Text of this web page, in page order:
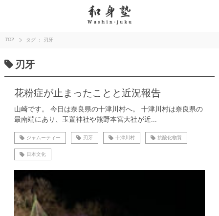
TOP タグ ： 刃牙
刃牙
花粉症が止まったことと近況報告
山崎です。 今日は奈良県の十津川村へ。 十津川村は奈良県の
最南端にあり、玉置神社や熊野本宮大社が近...
ジャムーティー 刃牙 十津川村 抗酸化物質
日本文化